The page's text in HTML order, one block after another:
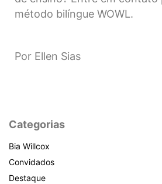
método bilíngue WOWL.
Por Ellen Sias
Categorias
Bia Willcox
Convidados
Destaque